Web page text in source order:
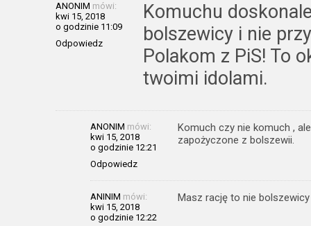
ANONIM mówi:
kwi 15, 2018
o godzinie 11:09
Odpowiedz
Komuchu
bolszewicy i nie
Polakom z PiS! To
twoimi idolami.
ANONIM mówi:
kwi 15, 2018
o godzinie 12:21
Odpowiedz
Komuch czy nie komuch ,
zapożyczone z bolszewii.
ANINIM mówi:
kwi 15, 2018
o godzinie 12:22
Masz rację to nie